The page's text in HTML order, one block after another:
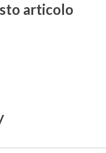
articolo